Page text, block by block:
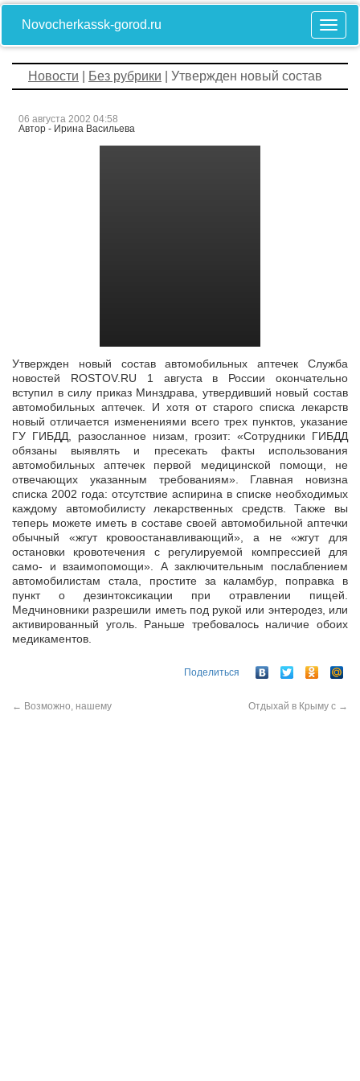
Novocherkassk-gorod.ru
Новости Без рубрики | Утвержден новый состав
06 августа 2002 04:58
Автор - Ирина Васильева
Утвержден новый состав автомобильных аптечек Служба
новостей ROSTOV.RU 1 августа в России окончательно
вступил в силу приказ Минздрава, утвердивший новый состав
автомобильных аптечек. И хотя отстарого списка лекарств
новый отличается изменениями всего трех пунктов, указание
ГУ ГИБДД, разосланное низам, грозит: «Сотрудники ГИБДД
обязаны выявлять и пресекать факты использования
автомобильных аптечек первой медицинской помощи, не
отвечающих указанным требованиям». Главная новизна
списка 2002 года: отсутствие аспирина в списке необходимых
каждому автомобилисту лекарственных средств. Также вы
теперь можете иметь в составе своей автомобильной аптечки
обычный «жгут кровоостанавливающий», а не «жгут для
остановки кровотечения с регулируемой компрессией для
само- и взаимопомощи». А заключительным послаблением
автомобилистам стала, простите за каламбур, поправка в
пункт о дезинтоксикации при отравлении пищей.
Медчиновники разрешили иметь под рукой или энтеродез, или
активированный уголь. Раньше требовалось наличие обоих
медикаментов.
Поделиться
← Возможно, нашему Отдыхай в Крыму с →